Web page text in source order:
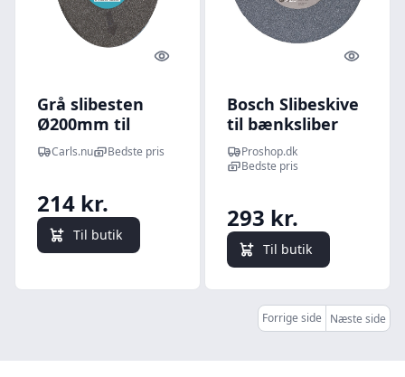
Quick look
Grå slibesten
Ø200mm til
bænksliber -
korn 60
Carls.nu Bedste pris
214 kr.
Til butik
Quick
Bosch Slibeskive
til bænksliber
Proshop.dk
Bedste pris
293 kr.
Til butik
Forrige side Næste side